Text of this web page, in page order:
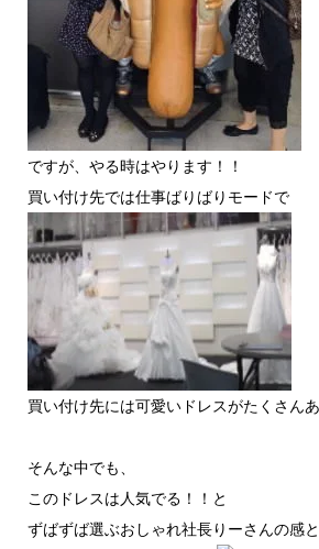
ですが、やる時はやります！！
買い付け先では仕事ばりばりモードで
買い付け先には可愛いドレスがたくさん
そんな中でも、
このドレスは人気でる！！と
ずばずば選ぶおしゃれ社長りーさんの感